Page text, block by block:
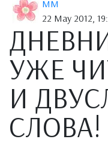
MM
22 May 2012,
УЖЕ
И
СЛОВА!